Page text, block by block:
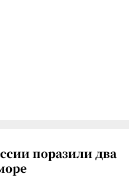
поразили два